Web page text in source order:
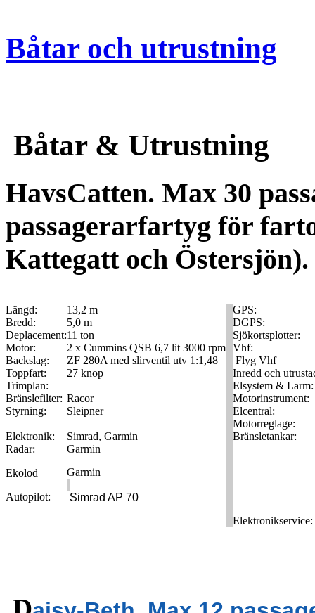
Båtar och utrustning
Båtar & Utrustning
HavsCatten. Max 30
passagerarfartyg för
Kattegatt och Östersjön).
Längd: 13,2 m
GPS:
Bredd:
5,0 m
DGPS:
Deplacement:11 ton
Sjökortsplotter:
Motor:
2 x Cummins QSB 6,7 lit 3000 rpm Vhf:
Backslag:
ZF 280A med slirventil utv 1:1,48
Flyg Vhf
Toppfart:
27 knop
Inredd och
Trimplan:
Elsystem & Larm:
Bränslefilter: Racor
Motorinstrument:
Styrning:
Sleipner
Elcentral:
Motorreglage:
Elektronik:
Simrad, Garmin
Bränsletankar:
Radar:
Garmin
Ekolod
Autopilot:
Garmin
Simrad AP 70
Elektronikservice: